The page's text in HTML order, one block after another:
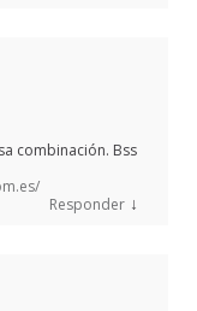
combinación. Bss
Responder ↓